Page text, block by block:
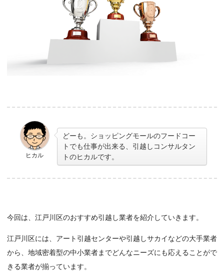
ヒカル
どーも。ショッピングモールのフードコー
トでも仕事が出来る、引越しコンサルタン
トのヒカルです。
今回は、江戸川区のおすすめ引越し業者を紹介していきます。
江戸川区には、アート引越センターや引越しサカイなどの大手業者
から、地域密着型の中小業者までどんなニーズにも応えることがで
きる業者が揃っています。